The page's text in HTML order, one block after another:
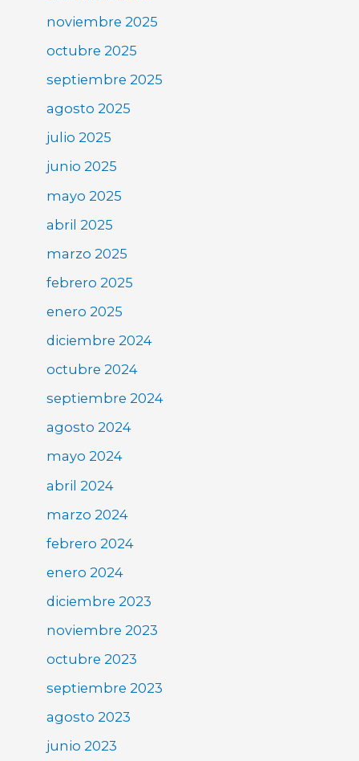
noviembre 2025
octubre 2025
septiembre 2025
agosto 2025
julio 2025
junio 2025
mayo 2025
abril 2025
marzo 2025
febrero 2025
enero 2025
diciembre 2024
octubre 2024
septiembre 2024
agosto 2024
mayo 2024
abril 2024
marzo 2024
febrero 2024
enero 2024
diciembre 2023
noviembre 2023
octubre 2023
septiembre 2023
agosto 2023
junio 2023